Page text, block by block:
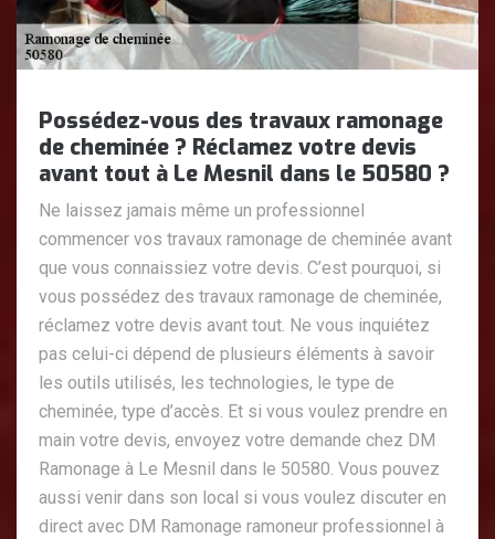
Possédez-vous des travaux ramonage
de cheminée ? Réclamez votre devis
avant tout à Le Mesnil dans le 50580 ?
Ne laissez jamais même un professionnel
commencer vos travaux ramonage de cheminée avant
que vous connaissiez votre devis. C’est pourquoi, si
vous possédez des travaux ramonage de cheminée,
réclamez votre devis avant tout. Ne vous inquiétez
pas celui-ci dépend de plusieurs éléments à savoir
les outils utilisés, les technologies, le type de
cheminée, type d’accès. Et si vous voulez prendre en
main votre devis, envoyez votre demande chez DM
Ramonage à Le Mesnil dans le 50580. Vous pouvez
aussi venir dans son local si vous voulez discuter en
direct avec DM Ramonage ramoneur professionnel à